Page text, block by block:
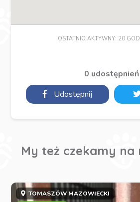
OSTATNIO AKTYWNY: 20
0 udostępnień
Udostępnij
My też czekamy na
TOMASZÓW MAZOWIECKI